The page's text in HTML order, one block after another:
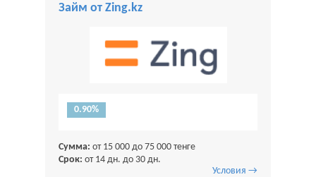
Займ от Zing.kz
0.90%
Сумма: от 15 000 до 75 000 тенге
Срок: от 14 дн. до 30 дн.
Условия →